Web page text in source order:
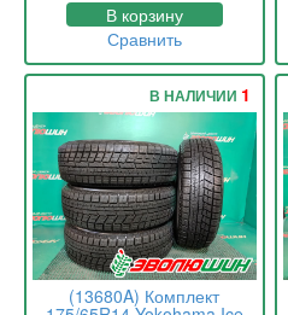
В корзину
Сравнить
(13680A) Комплект
В НАЛИЧИИ 1